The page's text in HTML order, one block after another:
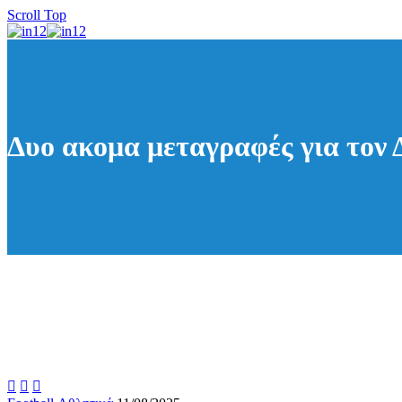
Scroll Top
Δυο ακομα μεταγραφές για τον
  